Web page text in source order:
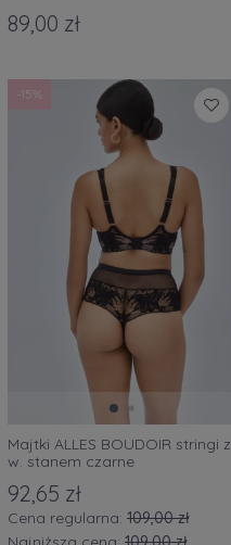
89,00 zł
Majtki ALLES BOUDOIR stringi z
w. stanem czarne
92,65 zł
Cena regularna: 109,00 zł
-15%